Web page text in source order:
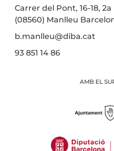
Carrer del Pont, 16-18,
(08560) Manlleu
b.manlleu@diba.cat
93 851 14 86
AMB EL